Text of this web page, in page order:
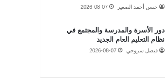
حسن أحمد الصغير 2026-08-07
دور الأسرة والمدرسة والمجتمع في
نظام التعليم العام الجديد
فيصل سروجي 2026-08-07